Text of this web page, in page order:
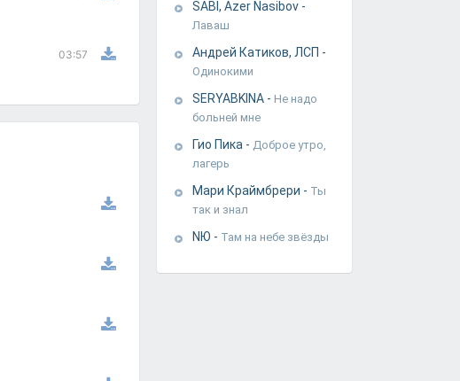
03:57
SABI, Azer Nasibov -
Лаваш
Андрей Катиков, ЛСП -
Одинокими
SERYABKINA - Не надо
больней мне
Гио Пика - Доброе утро,
лагерь
Мари Краймбрери - Ты
так и знал
NЮ - Там на небе звёзды